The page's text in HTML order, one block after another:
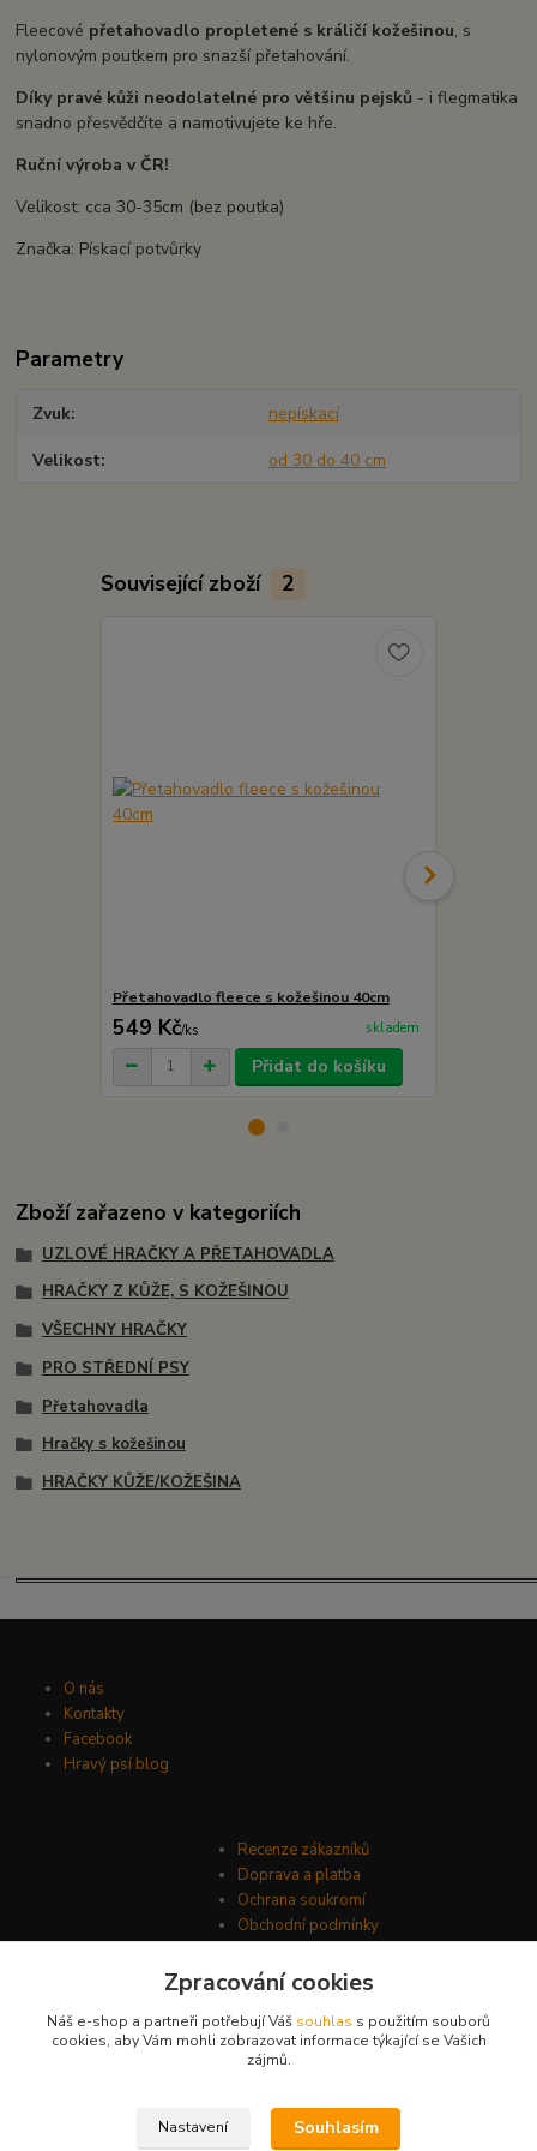
Fleecové přetahovadlo propletené s králičí kožešinou, s
nylonovým poutkem pro snazší přetahování.
Díky pravé kůži neodolatelné pro většinu pejsků - i flegmatika
snadno přesvědčíte a namotivujete ke hře.
Ruční výroba v ČR!
Velikost: cca 30-35cm (bez poutka)
Značka: Pískací potvůrky
Parametry
Zvuk nepískací
Velikost od 30 do 40 cm
Související zboží 2
Přetahovadlo fleece s kožešinou 40cm
549 Kč/ks skladem
Přidat do košíku
Zboží zařazeno v kategoriích
UZLOVÉ HRAČKY A PŘETAHOVADLA
HRAČKY Z KŮŽE, S KOŽEŠINOU
VŠECHNY HRAČKY
PRO STŘEDNÍ PSY
Přetahovadla
Hračky s kožešinou
HRAČKY KŮŽE/KOŽEŠINA
O nás
Kontakty
Facebook
Hravý psí blog
Recenze zákazníků
Doprava a platba
Ochrana soukromí
Obchodní podmínky
Zpracování cookies
Náš e-shop a partneři potřebují Váš souhlas s použitím souborů
cookies, aby Vám mohli zobrazovat informace týkající se Vašich
zájmů.
Nastavení Souhlasím